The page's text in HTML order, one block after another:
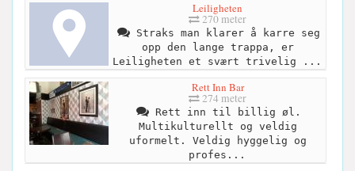
Leiligheten
270 meter
Straks man klarer å karre seg
opp den lange trappa, er
Leiligheten et svært trivelig ...
Rett Inn Bar
274 meter
Rett inn til billig øl.
Multikulturellt og veldig
uformelt. Veldig hyggelig og
profes...